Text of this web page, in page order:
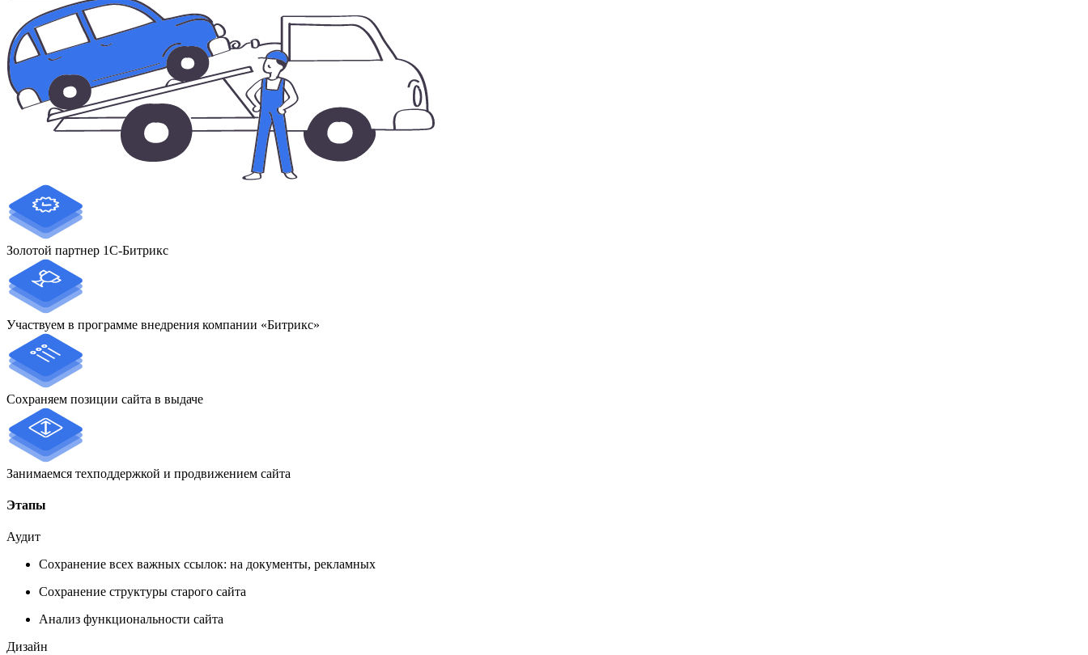
Золотой партнер 1С-Битрикс
Участвуем в программе внедрения компании «Битрикс»
Сохраняем позиции сайта в выдаче
Занимаемся техподдержкой и продвижением сайта
Этапы
Аудит
Сохранение всех важных ссылок: на документы, рекламных
Сохранение структуры старого сайта
Анализ функциональности сайта
Дизайн